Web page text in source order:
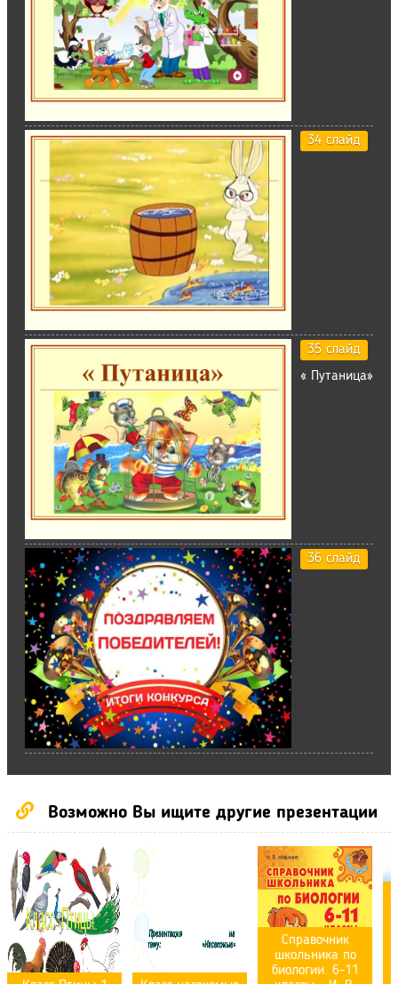
34 слайд
35 слайд
« Путаница»
36 слайд
Возможно Вы ищите другие презентации
Справочник
школьника по
биологии. 6-11